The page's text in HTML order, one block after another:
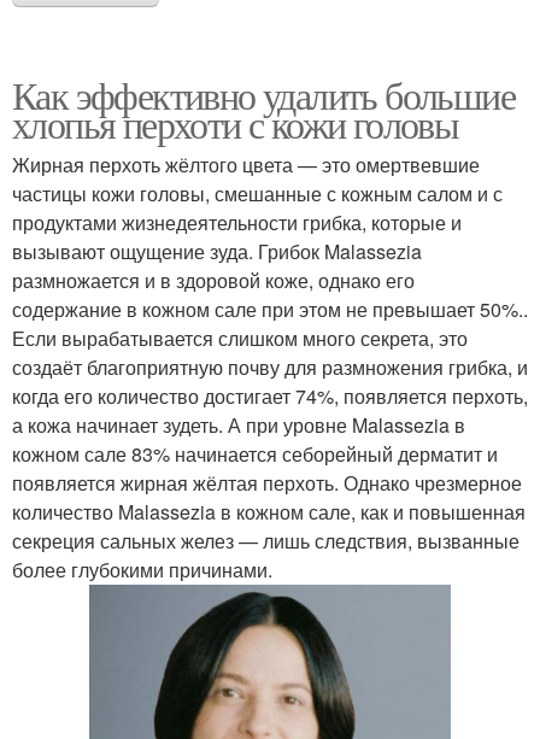
Как эффективно удалить большие
хлопья перхоти с кожи головы
Жирная перхоть жёлтого цвета — это омертвевшие
частицы кожи головы, смешанные с кожным салом и с
продуктами жизнедеятельности грибка, которые и
вызывают ощущение зуда. Грибок Malassezia
размножается и в здоровой коже, однако его
содержание в кожном сале при этом не превышает 50%..
Если вырабатывается слишком много секрета, это
создаёт благоприятную почву для размножения грибка, и
когда его количество достигает 74%, появляется перхоть,
а кожа начинает зудеть. А при уровне Malassezia в
кожном сале 83% начинается себорейный дерматит и
появляется жирная жёлтая перхоть. Однако чрезмерное
количество Malassezia в кожном сале, как и повышенная
секреция сальных желез — лишь следствия, вызванные
более глубокими причинами.